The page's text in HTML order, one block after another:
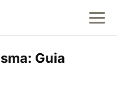
Guia